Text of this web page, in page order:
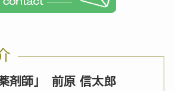
薬剤師」 前原 信太郎